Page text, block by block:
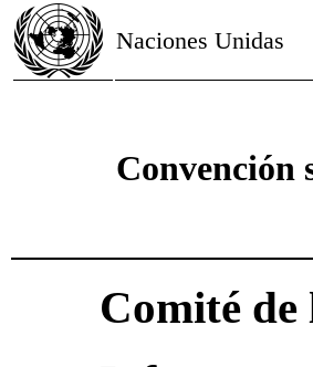
Naciones Unidas
Convención
Comité de